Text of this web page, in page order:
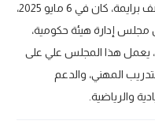
أما الحدث الأبرز، في مسيرتي، على حد وصف برايمة، كان في 6 مايو 2025،
إدارة هيئة حكومية،
يعمل هذا المجلس علي على
المهني، والدعم
والرياضية.